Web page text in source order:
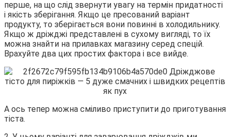
перше, на що слід звернути увагу на термін придатності
і якість зберігання. Якщо це пресований варіант
продукту, то зберігається вони повинні в холодильнику.
Якщо ж дріжджі представлені в сухому вигляді, то їх
можна знайти на прилавках магазину серед спецій.
Врахуйте два цих простих фактора і все вийде.
А ось тепер можна сміливо приступити до приготування
тіста.